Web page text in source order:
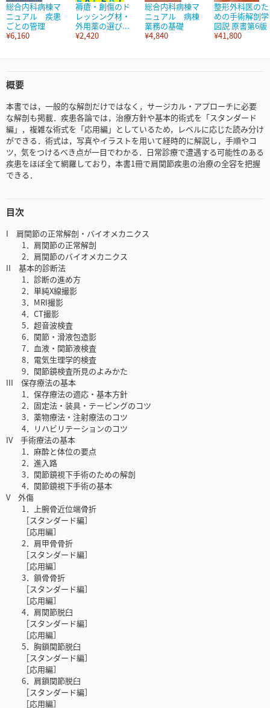
総合内科病棟マ
ニュアル 疾患
ごとの管理
¥6,160
褥瘡・創傷のド
レッシング材・
外用薬の選び...
¥2,420
総合内科病棟マ
ニュアル 病棟
業務の基礎
¥4,840
整形外科医のた
めの手術解剖学
図説 原書第6版
¥41,800
概要
本書では，一般的な解剖だけではなく，サージカル・アプローチに必要
な解剖も掲載．疾患各論では，治療方針や基本的術式を「スタンダード
編」，複雑な術式を「応用編」としているため，レベルに応じた読み分け
ができる．術式は，写真やイラストを用いて経時的に解説し，手順やコ
ツ，気をつけるべき点が一目でわかる．日常診療で遭遇する可能性のある
疾患をほぼ全て網羅しており，本書1冊で肩関節疾患の治療の全容を把握
できる．
目次
I 肩関節の正常解剖・バイオメカニクス
1．肩関節の正常解剖
2．肩関節のバイオメカニクス
II 基本的診断法
1．診断の進め方
2．単純X線撮影
3．MRI撮影
4．CT撮影
5．超音波検査
6．関節・滑液包造影
7．血液・関節液検査
8．電気生理学的検査
9．関節鏡検査所見のよみかた
III 保存療法の基本
1．保存療法の適応・基本方針
2．固定法・装具・テーピングのコツ
3．薬物療法・注射療法のコツ
4．リハビリテーションのコツ
IV 手術療法の基本
1．麻酔と体位の要点
2．進入路
3．関節鏡視下手術のための解剖
4．関節鏡視下手術の基本
V 外傷
1．上腕骨近位端骨折
［スタンダード編］
［応用編］
2．肩甲骨骨折
［スタンダード編］
［応用編］
3．鎖骨骨折
［スタンダード編］
［応用編］
4．肩関節脱臼
［スタンダード編］
［応用編］
5．胸鎖関節脱臼
［スタンダード編］
［応用編］
6．肩鎖関節脱臼
［スタンダード編］
［応用編］